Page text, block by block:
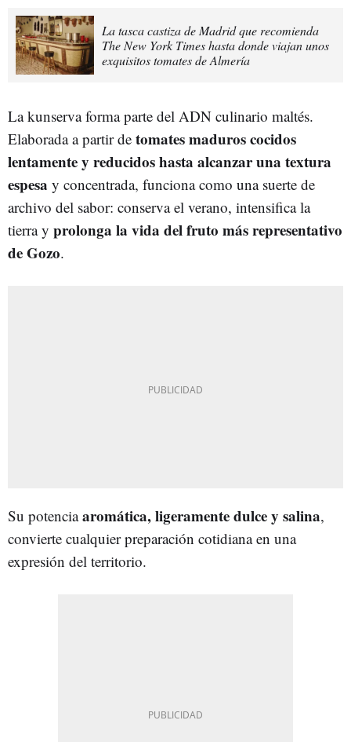
La tasca castiza de Madrid que recomienda
The New York Times hasta donde viajan unos
exquisitos tomates de Almería
La kunserva forma parte del ADN culinario maltés.
Elaborada a partir de tomates maduros cocidos
lentamente y reducidos hasta alcanzar una textura
espesa y concentrada, funciona como una suerte de
archivo del sabor: conserva el verano, intensifica la
tierra y prolonga la vida del fruto más representativo
de Gozo.
Su potenciaaromática, ligeramente dulce y salina,
convierte cualquier preparación cotidiana en una
expresión del territorio.